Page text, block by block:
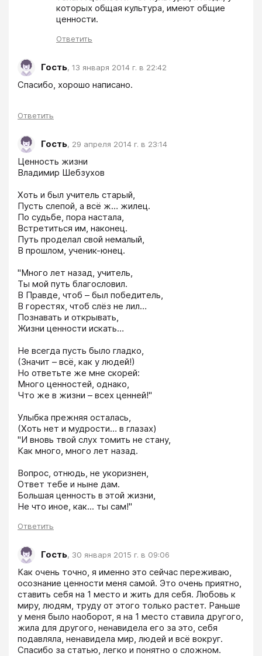
которых общая культура, имеют общие
ценности.
Ответить
Гость, 13 января 2014 г. в 22:42
Спасибо, хорошо написано.
Ответить
Гость, 29 апреля 2014 г. в 23:14
Ценность жизни
Владимир Шебзухов
Xоть и был учитель старый,
Пусть слепой, а всё ж… жилец.
По судьбе, пора настала,
Встретиться им, наконец.
Путь проделал свой немалый,
В прошлом, ученик-юнец.
"Много лет назад, учитель,
Ты мой путь благословил.
В Правде, чтоб – был победитель,
В горестях, чтоб слёз не лил…
Познавать и открывать,
Жизни ценности искать…
Не всегда пусть было гладко,
(Значит – всё, как у людей!)
Но ответьте же мне скорей:
Много ценностей, однако,
Что же в жизни – всех ценней!"
Улыбка прежняя осталась,
(Хоть нет и мудрости… в глазах)
"И вновь твой слух томить не стану,
Как много, много лет назад.
Вопрос, отнюдь, не укоризнен,
Ответ тебе и ныне дам.
Большая ценность в этой жизни,
Не что иное, как... ты сам!"
Ответить
Гость, 30 января 2015 г. в 09:06
Как очень точно, я именно это сейчас переживаю,
осознание ценности меня самой. Это очень приятно,
ставить себя на 1 место и жить для себя. Любовь к
миру, людям, труду от этого только растет. Раньше
у меня было наоборот, я на 1 место ставила другого,
жила для другого, ненавидела его за это, себя
подавляла, ненавидела мир, людей и всё вокруг.
Спасибо за статью, легко и понятно о сложном.